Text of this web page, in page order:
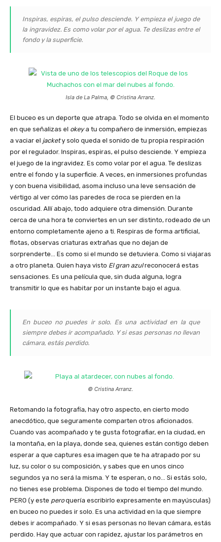
Inspiras, espiras, el pulso desciende. Y empieza el juego de
la ingravidez. Es como volar por el agua. Te deslizas entre el
fondo y la superficie.
Isla de La Palma, © Cristina Arranz.
El buceo es un deporte que atrapa. Todo se olvida en el momento
en que señalizas el okeya tu compañero de inmersión, empiezas
a vaciar el jackety solo queda el sonido de tu propia respiración
por el regulador. Inspiras, espiras, el pulso desciende. Y empieza
el juego de la ingravidez. Es como volar por el agua. Te deslizas
entre el fondo y la superficie. A veces, en inmersiones profundas
y con buena visibilidad, asoma incluso una leve sensación de
vértigo al ver cómo las paredes de roca se pierden en la
oscuridad. Allí abajo, todo adquiere otra dimensión. Durante
cerca de una hora te conviertes en un ser distinto, rodeado de un
entorno completamente ajeno a ti. Respiras de forma artificial,
flotas, observas criaturas extrañas que no dejan de
sorprenderte… Es como si el mundo se detuviera. Como si viajaras
a otro planeta. Quien haya visto El gran azulreconocerá estas
sensaciones. Es una película que, sin duda alguna, logra
transmitir lo que es habitar por un instante bajo el agua.
En buceo no puedes ir solo. Es una actividad en la que
siempre debes ir acompañado. Y si esas personas no llevan
cámara, estás perdido.
© Cristina Arranz.
Retomando la fotografía, hay otro aspecto, en cierto modo
anecdótico, que seguramente comparten otros aficionados.
Cuando vas acompañado y te gusta fotografiar, en la ciudad, en
la montaña, en la playa, donde sea, quienes están contigo deben
esperar a que captures esa imagen que te ha atrapado por su
luz, su color o su composición, y sabes que en unos cinco
segundos ya no será la misma. Y te esperan, o no… Si estás solo,
no tienes ese problema. Dispones de todo el tiempo del mundo.
PERO (y este peroquería escribirlo expresamente en mayúsculas)
en buceo no puedes ir solo. Es una actividad en la que siempre
debes ir acompañado. Y si esas personas no llevan cámara, estás
perdido. Hay que actuar con rapidez, ajustar los parámetros en